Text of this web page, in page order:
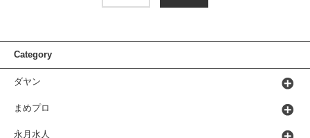
Category
ダヤン
まめプロ
永月水人